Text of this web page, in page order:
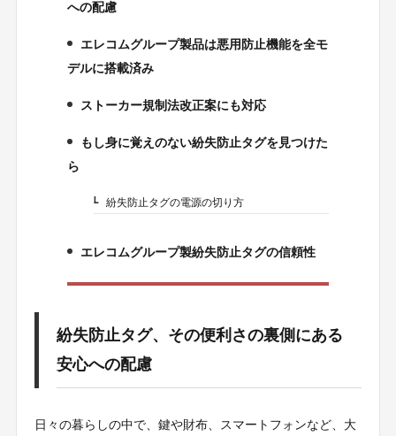
への配慮
2.
エレコムグループ製品は悪用防止機能を全モ
デルに搭載済み
3.
ストーカー規制法改正案にも対応
もし身に覚えのない紛失防止タグを見つけた
ら
4-1.紛失防止タグの電源の切り方
5.
エレコムグループ製紛失防止タグの信頼性
紛失防止タグ、その便利さの裏側にある
安心への配慮
日々の暮らしの中で、鍵や財布、スマートフォンなど、大